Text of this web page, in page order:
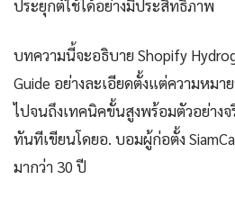
ประยุกต์ใช้ได้อย่างมีประสิทธิภาพ
บทความนี้จะอธิบาย Shopify
Guide อย่างละเอียดตั้งแต่ความหมา
ไปจนถึงเทคนิคขั้นสูงพร้อมตัวอย่าง
ทันทีเขียนโดยอ. บอมผู้ก่อตั้ง
มากว่า 30 ปี